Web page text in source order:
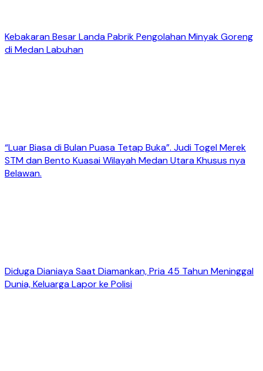
Kebakaran Besar Landa Pabrik Pengolahan Minyak Goreng
di Medan Labuhan
“Luar Biasa di Bulan Puasa Tetap Buka”. Judi Togel Merek
STM dan Bento Kuasai Wilayah Medan Utara Khusus nya
Belawan.
Diduga Dianiaya Saat Diamankan, Pria 45 Tahun Meninggal
Dunia, Keluarga Lapor ke Polisi